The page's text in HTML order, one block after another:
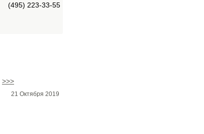
(495) 223-33-55
>>>
21 Октября 2019